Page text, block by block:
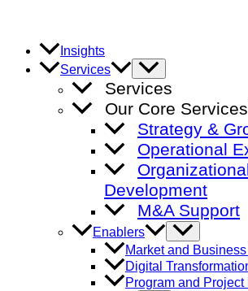
content
Insights
Services
Menu
Toggle
Services
Our Core Services
Strategy &
Operational
Development
M&A Support
Enablers
Menu
Toggle
Market and
Digital
Program and